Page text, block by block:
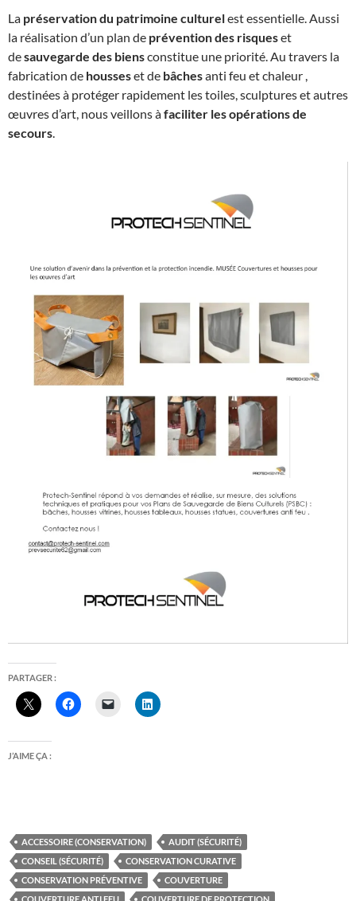
La préservation du patrimoine culturelest essentielle. Aussi
la réalisation d’un plan de prévention des risqueset
desauvegarde des biensconstitue une priorité. Au travers la
fabrication de housseset de bâchesanti feu et chaleur ,
destinées à protéger rapidement les toiles, sculptures et autres
œuvres d’art, nous veillons àfaciliter les opérations de
secours
PARTAGER :
J’AIME ÇA :
ACCESSOIRE (CONSERVATION)
AUDIT (SÉCURITÉ)
CONSEIL (SÉCURITÉ)
CONSERVATION CURATIVE
CONSERVATION PRÉVENTIVE
COUVERTURE